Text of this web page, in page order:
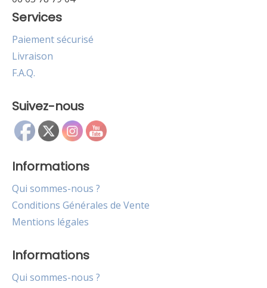
Services
Paiement sécurisé
Livraison
F.A.Q.
Suivez-nous
Informations
Qui sommes-nous ?
Conditions Générales de Vente
Mentions légales
Informations
Qui sommes-nous ?